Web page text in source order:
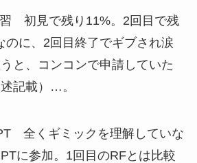
初見で残り11%。2回目で残
のに、2回目終了でギブされ涙
と、コンコンで申請していた
記載）…。
全くギミックを理解していな
に参加。1回目のRFとは比較